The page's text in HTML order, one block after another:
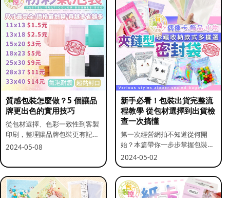
質感包裝怎麼做？5 個讓品
牌更出色的實用技巧
從包材選擇、色彩一致性到客製
印刷，整理讓品牌包裝更有記憶
點的實用做法。
2024-05-08
新手必看！包裝出貨完整流
程教學 從包材選擇到出貨檢
查一次搞懂
第一次經營網拍不知道從何開
始？本篇帶你一步步掌握包裝流
程與出貨前檢查重點。
2024-05-02